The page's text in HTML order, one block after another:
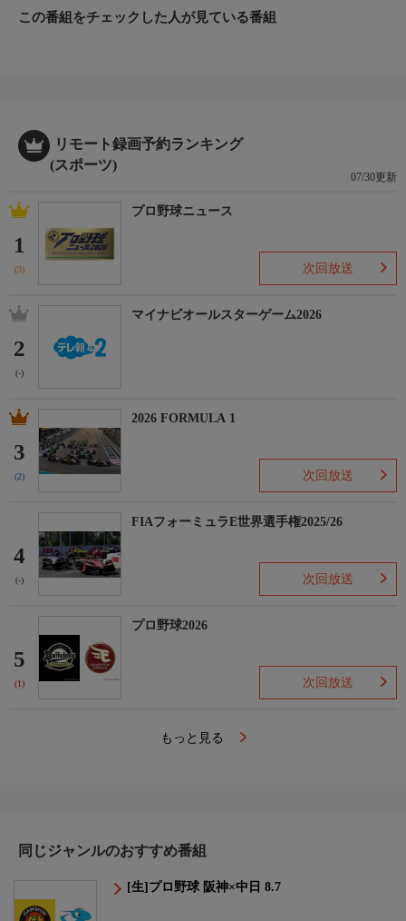
この番組をチェックした人が見ている番組
リモート録画予約ランキング
(スポーツ)
07/30更新
1
(3)
プロ野球ニュース
次回放送
2
(-)
マイナビオールスターゲーム2026
3
(2)
2026 FORMULA 1
次回放送
4
(-)
FIAフォーミュラE世界選手権2025/26
次回放送
5
(1)
プロ野球2026
次回放送
もっと見る
同じジャンルのおすすめ番組
[生]プロ野球 阪神×中日 8.7